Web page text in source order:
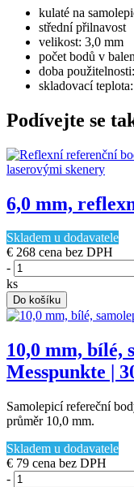
kulaté na
střední přilnavost
velikost: 3,0 mm
počet bodů v
doba
skladovací
Podívejte se
6,0 mm,
Skladem u dodavatele
€ 268 cena bez DPH
-
ks
Do košíku
10,0 mm, bílé,
Messpunkte |
Samolepicí refereční
průměr 10,0 mm.
Skladem u dodavatele
€ 79 cena bez DPH
-